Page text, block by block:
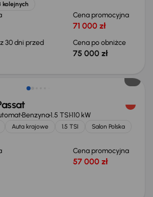
kolejnych
Cena promocyjna
71 000 zł
30 dni przed
Cena po obniżce
75 000 zł
Benzyna1.5 TSI110 kW
Auta krajowe 1.5 TSI
Salon Polska
Cena promocyjna
57 000 zł